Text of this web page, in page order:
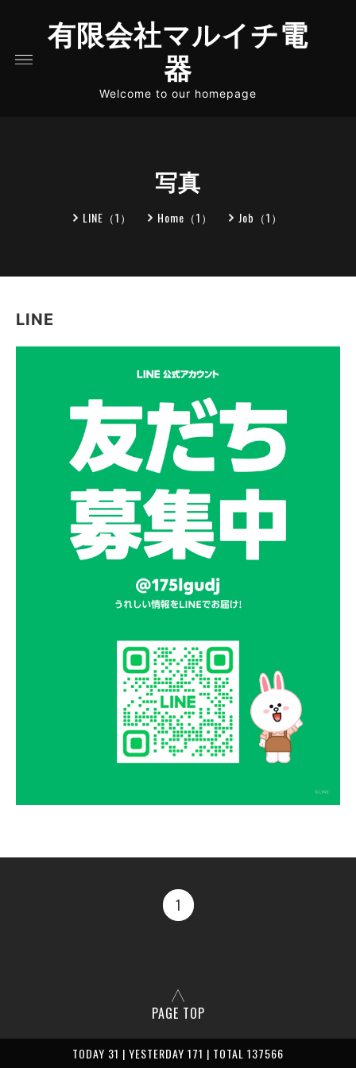
有限会社マルイチ電
器
Welcome to our homepage
写真
LINE（1） Home（1） Job（1）
LINE
1
PAGE TOP
TODAY 31 | YESTERDAY 171 | TOTAL 137566